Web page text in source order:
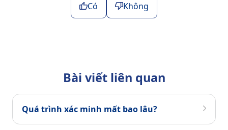
Có Không
Bài viết liên quan
Quá trình xác minh mất bao lâu?